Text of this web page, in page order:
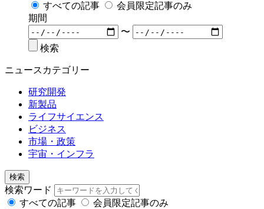
すべての記事
会員限定記事のみ
期間
〜
検索
ニュースカテゴリー
研究開発
新製品
ライフサイエンス
ビジネス
市場・政策
宇宙・インフラ
検索
検索ワード
すべての記事
会員限定記事のみ